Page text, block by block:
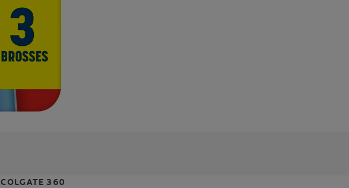
COLGATE 360